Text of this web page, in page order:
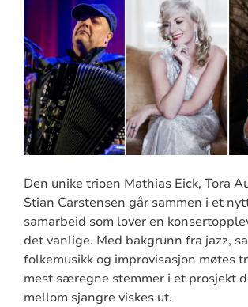
Den unike trioen Mathias Eick, Tora
Stian Carstensen går sammen i et
samarbeid som lover en
det vanlige. Med bakgrunn fra jazz,
folkemusikk og improvisasjon møtes
mest særegne stemmer i et prosjekt
mellom sjangre viskes ut.